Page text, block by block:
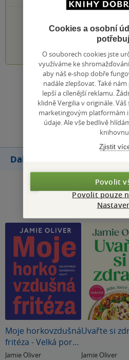
3 4 5
Zobrazit všechna
Přidat
Další knihy autora
Moje horkovzdušná
fritéza - Velká porce
odvážných chutí
Jamie Oliver
Uvařte si
Jamie Oliver
Cookies a osobní
O souborech cookies jste
využíváme ke
aby náš e-shop dobře
nadále zlepšovat. Také
lepší a cílenější reklamu.
klidně Vergilia v originále.
marketingovým platformám
údaje. Ale vše bedlivě
Zjistit
Povolit
Povolit pouze